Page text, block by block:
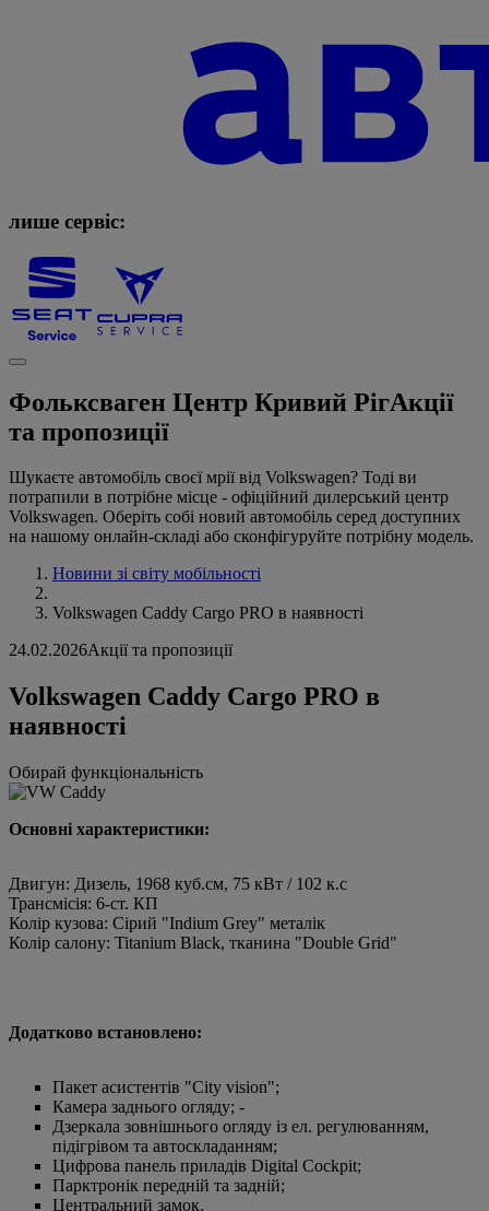
лише сервіс:
Фольксваген Центр Кривий РігАкції
та пропозиції
Шукаєте автомобіль своєї мрії від Volkswagen? Тоді ви
потрапили в потрібне місце - офіційний дилерський центр
Volkswagen. Оберіть собі новий автомобіль серед доступних
на нашому онлайн-складі або сконфігуруйте потрібну модель.
Новини зі світу мобільності
Volkswagen Caddy Cargo PRO в наявності
24.02.2026Акції та пропозиції
Volkswagen Caddy Cargo PRO в
наявності
Обирай функціональність
Основні характеристики:
Двигун: Дизель, 1968 куб.см, 75 кВт / 102 к.с
Трансмісія: 6-ст. КП
Колір кузова: Сірий "Indium Grey" металік
Колір салону: Titanium Black, тканина "Double Grid"
Додатково встановлено:
Пакет асистентів "City vision";
Камера заднього огляду; -
Дзеркала зовнішнього огляду із ел. регулюванням,
підігрівом та автоскладанням;
Цифрова панель приладів Digital Cockpit;
Парктронік передній та задній;
Центральний замок.